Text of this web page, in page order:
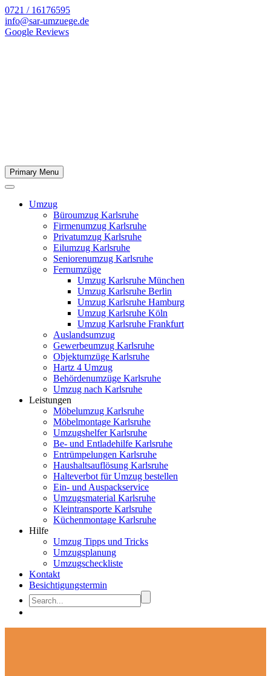
0721 / 16176595
info@sar-umzuege.de
Google Reviews
Primary Menu
Umzug
Büroumzug Karlsruhe
Firmenumzug Karlsruhe
Privatumzug Karlsruhe
Eilumzug Karlsruhe
Seniorenumzug Karlsruhe
Fernumzüge
Umzug Karlsruhe München
Umzug Karlsruhe Berlin
Umzug Karlsruhe Hamburg
Umzug Karlsruhe Köln
Umzug Karlsruhe Frankfurt
Auslandsumzug
Gewerbeumzug Karlsruhe
Objektumzüge Karlsruhe
Hartz 4 Umzug
Behördenumzüge Karlsruhe
Umzug nach Karlsruhe
Leistungen
Möbelumzug Karlsruhe
Möbelmontage Karlsruhe
Umzugshelfer Karlsruhe
Be- und Entladehilfe Karlsruhe
Entrümpelungen Karlsruhe
Haushaltsauflösung Karlsruhe
Halteverbot für Umzug bestellen
Ein- und Auspackservice
Umzugsmaterial Karlsruhe
Kleintransporte Karlsruhe
Küchenmontage Karlsruhe
Hilfe
Umzug Tipps und Tricks
Umzugsplanung
Umzugscheckliste
Kontakt
Besichtigungstermin